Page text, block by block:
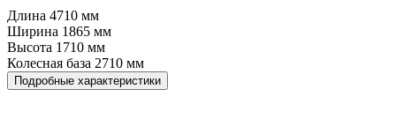
Длина 4710 мм
Ширина 1865 мм
Высота 1710 мм
Колесная база 2710 мм
Подробные характеристики